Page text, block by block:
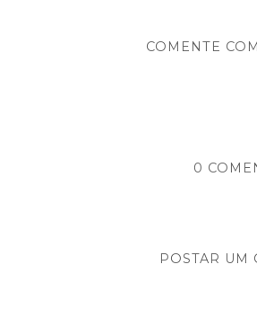
COMENTE
0
POSTAR UM